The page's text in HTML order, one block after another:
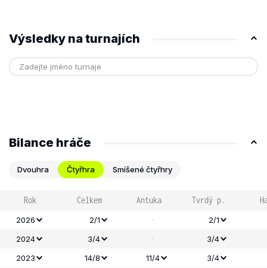
Výsledky na turnajích
Bilance hráče
Dvouhra Čtyřhra Smíšené čtyřhry
Rok Celkem Antuka Tvrdý p.
2026 2/1 -
2/1
2024
3/4 -
3/4
2023
14/8 11/4
3/4